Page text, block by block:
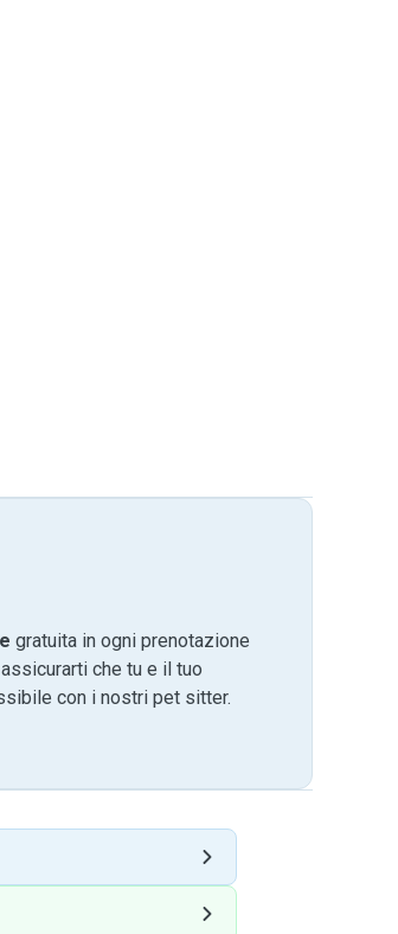
gratuita in ogni prenotazione
che tu e il tuo
con i nostri pet sitter.